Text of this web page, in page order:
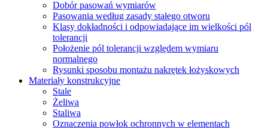
Dobór pasowań wymiarów
Pasowania według zasady stałego otworu
Klasy dokładności i odpowiadające im wielkości pól
tolerancji
Położenie pól tolerancji względem wymiaru
normalnego
Rysunki sposobu montażu nakrętek łożyskowych
Materiały konstrukcyjne
Stale
Żeliwa
Staliwa
Oznaczenia powłok ochronnych w elementach